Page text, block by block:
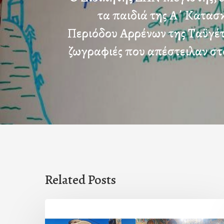
τα παιδιά της Α΄
Περιόδου Αρρένων της
ζωγραφιές που απέστειλαν
Related Posts